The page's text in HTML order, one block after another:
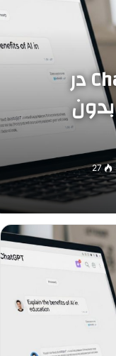
نحوه استفاده از ChatGPT در
27